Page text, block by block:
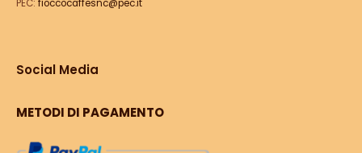
PEC: fioccocaffesnc@pec.it
Social Media
METODI DI PAGAMENTO